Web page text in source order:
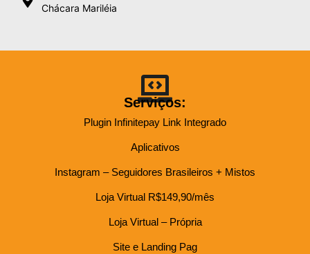
Chácara Mariléia
Serviços:
Plugin Infinitepay Link Integrado
Aplicativos
Instagram – Seguidores Brasileiros + Mistos
Loja Virtual R$149,90/mês
Loja Virtual – Própria
Site e Landing Pag